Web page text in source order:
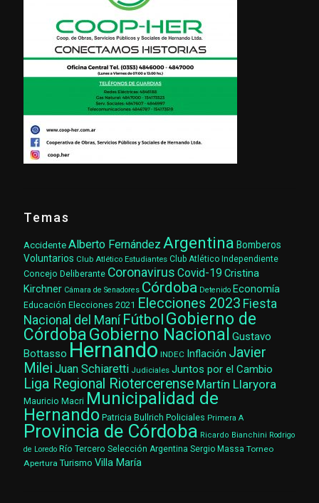
Temas
AccidenteAlberto Fernández Argentina Bomberos
Voluntarios Club Atlético Estudiantes Club Atlético Independiente
Concejo Deliberante Coronavirus Covid-19 Cristina
Kirchner Cámara de Senadores Córdoba Detenido Economía
Educación Elecciones 2021 Elecciones 2023 Fiesta
Nacional del Maní Fútbol Gobierno de
CórdobaGobierno Nacional Gustavo
Bottasso Hernando INDEC Inflación Javier
Milei Juan Schiaretti Judiciales Juntos por el Cambio
Liga Regional Riotercerense Martín Llaryora
Mauricio Macri Municipalidad de
Hernando Patricia Bullrich Policiales Primera A
Provincia de Córdoba Ricardo Bianchini Rodrigo
de Loredo Río Tercero Selección Argentina Sergio Massa Torneo
Apertura Turismo Villa María